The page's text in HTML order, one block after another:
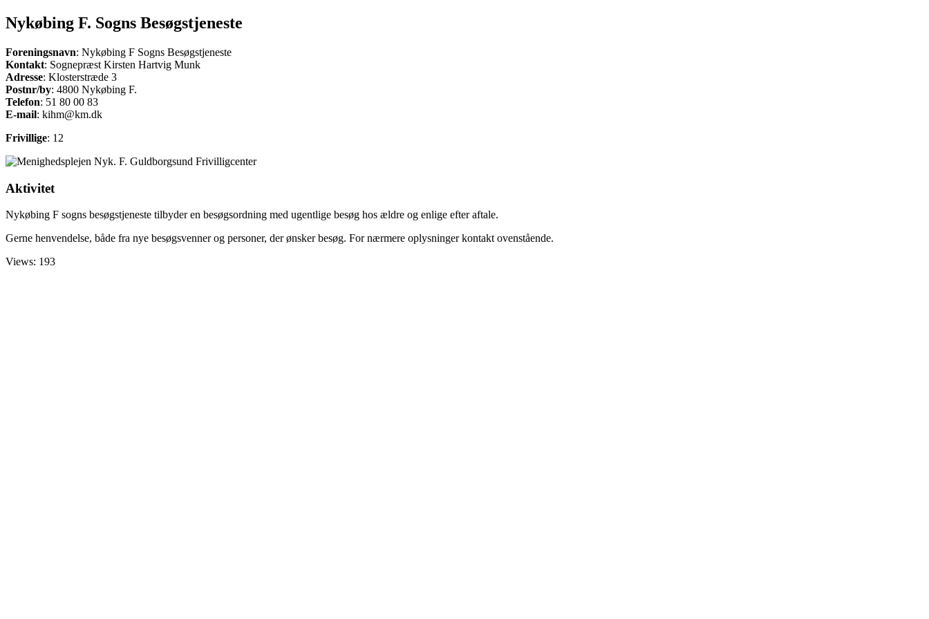
Nykøbing F. Sogns Besøgstjeneste
Foreningsnavn: Nykøbing F Sogns Besøgstjeneste
Kontakt: Sognepræst Kirsten Hartvig Munk
Adresse: Klosterstræde 3
Postnr/by: 4800 Nykøbing F.
Telefon: 51 80 00 83
E-mail: kihm@km.dk
Frivillige: 12
Aktivitet
Nykøbing F sogns besøgstjeneste tilbyder en besøgsordning med ugentlige besøg hos ældre og enlige efter aftale.
Gerne henvendelse, både fra nye besøgsvenner og personer, der ønsker besøg. For nærmere oplysninger kontakt ovenstående.
Views: 193